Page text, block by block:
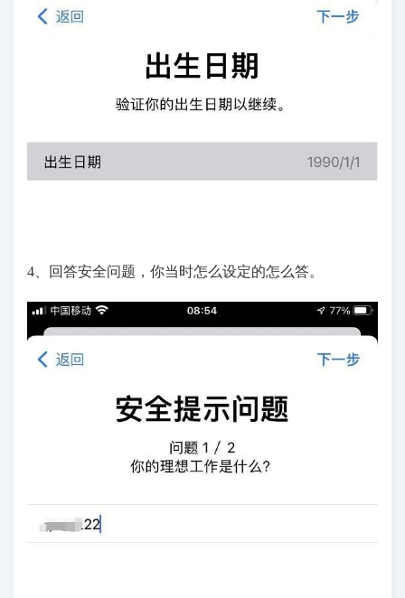
4、回答安全问题，你当时怎么设定的怎么答。